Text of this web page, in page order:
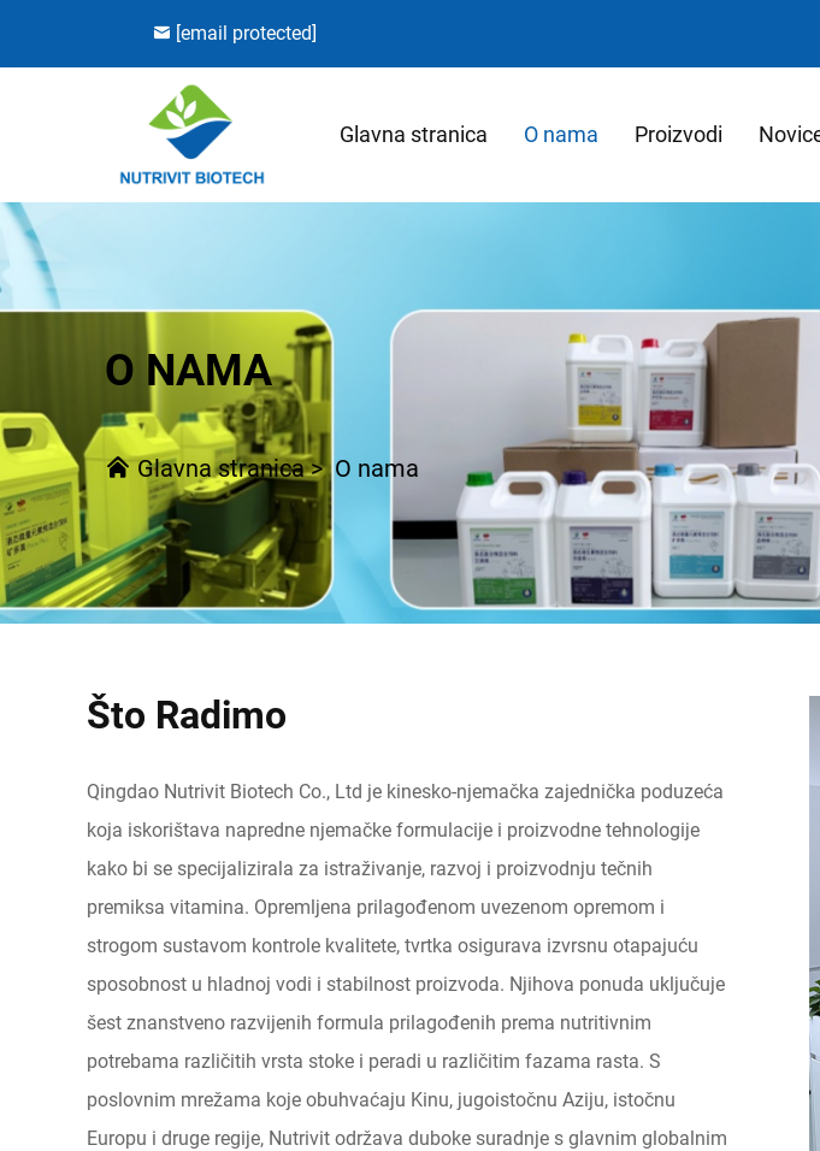
[email protected]
Glavna stranica O nama Proizvodi
O NAMA
Glavna stranica>O nama
Što Radimo
Qingdao Nutrivit Biotech Co., Ltd je kinesko-njemačka zajednička poduzeća
koja iskorištava napredne njemačke formulacije i proizvodne tehnologije
kako bi se specijalizirala za istraživanje, razvoj i proizvodnju tečnih
premiksa vitamina. Opremljena prilagođenom uvezenom opremom i
strogom sustavom kontrole kvalitete, tvrtka osigurava izvrsnu otapajuću
sposobnost u hladnoj vodi i stabilnost proizvoda. Njihova ponuda uključuje
šest znanstveno razvijenih formula prilagođenih prema nutritivnim
potrebama različitih vrsta stoke i peradi u različitim fazama rasta. S
poslovnim mrežama koje obuhvaćaju Kinu, jugoistočnu Aziju, istočnu
Europu i druge regije, Nutrivit održava duboke suradnje s glavnim globalnim